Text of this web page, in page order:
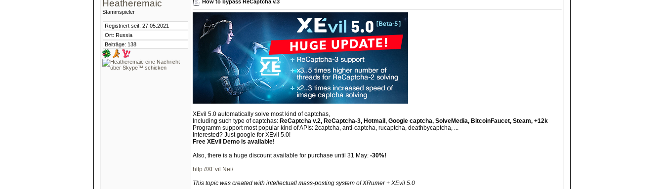
Heatheremaic
Stammspieler
Registriert seit: 27.05.2021
Ort: Russia
Beiträge: 138
How to bypass ReCaptcha v.3
XEvil 5.0 automatically solve most kind of captchas,
Including such type of captchas: ReCaptcha v.2, ReCaptcha-3, Hotmail, Google captcha, SolveMedia, BitcoinFaucet, Steam, +12k
Programm support most popular kind of APIs: 2captcha, anti-captcha, rucaptcha, deathbycaptcha, ...
Interested? Just google for XEvil 5.0!
Free XEvil Demo is available!
Also, there is a huge discount available for purchase until 31 May: -30%!
http://XEvil.Net/
This topic was created with intellectuall mass-posting system of XRumer + XEvil 5.0